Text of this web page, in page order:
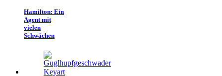
Hamilton: Ein
Agent mit
vielen
Schwächen